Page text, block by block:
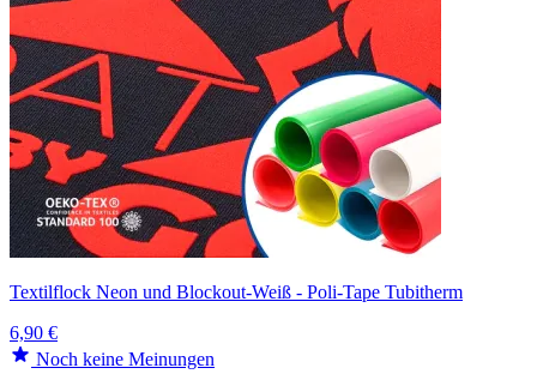
Textilflock Neon und Blockout-Weiß - Poli-Tape Tubitherm
6,90 €
Noch keine Meinungen